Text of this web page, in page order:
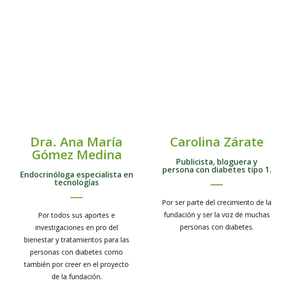
Dra. Ana María
Gómez Medina
Endocrinóloga especialista en
tecnologías
Por todos sus aportes e
investigaciones en pro del
bienestar y tratamientos para las
personas con diabetes como
también por creer en el proyecto
de la fundación.
Carolina Zárate
Publicista, bloguera y
persona con diabetes tipo 1.
Por ser parte del crecimiento de la
fundación y ser la voz de muchas
personas con diabetes.